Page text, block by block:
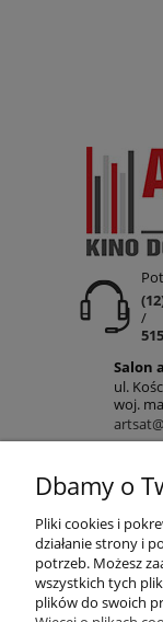
/
Salon
ul.
woj.
NIP:
Dbamy o
Pliki cookies i
działanie strony i
potrzeb. Możesz
wszystkich tych
plików do swoich